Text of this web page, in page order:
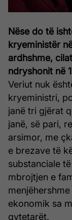
Nëse do të
kryeministër
ardhshme,
ndryshonit në
Veriut nuk
kryeministri,
janë tri gjërat
janë, së pari,
arsimor, me
e brezave të
substanciale
mbrojtjen e
ekonomik sa
qytetarët.